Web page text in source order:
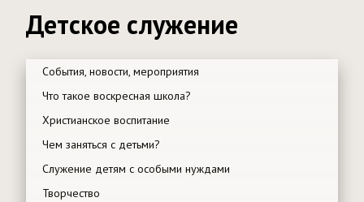
Детское служение
События, новости, мероприятия
Что такое воскресная школа?
Христианское воспитание
Чем заняться с детьми?
Служение детям с особыми нуждами
Творчество